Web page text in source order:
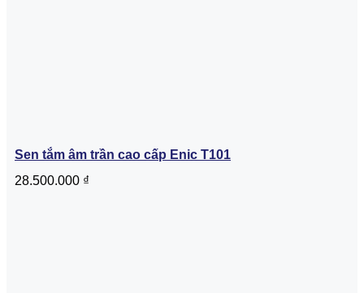
Sen tắm âm trần cao cấp Enic T101
28.500.000 ₫